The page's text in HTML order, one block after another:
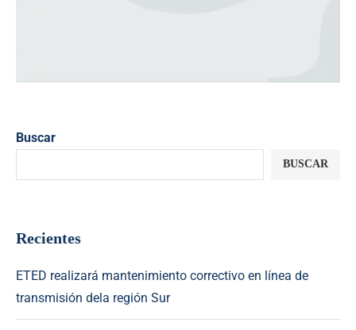
Buscar
BUSCAR
Recientes
ETED realizará mantenimiento correctivo en línea de
transmisión dela región Sur